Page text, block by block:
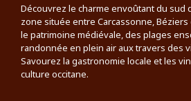
Découvrez le charme envoûtant du sud
zone située entre Carcassonne,
le patrimoine médiévale, des plages
randonnée en plein air aux travers des
Savourez la gastronomie locale et les
culture occitane.